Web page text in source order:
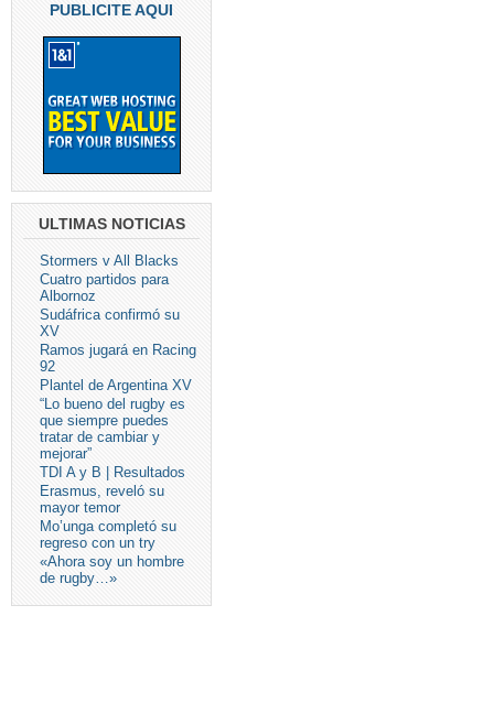
PUBLICITE AQUI
ULTIMAS NOTICIAS
Stormers v All Blacks
Cuatro partidos para
Albornoz
Sudáfrica confirmó su
XV
Ramos jugará en Racing
92
Plantel de Argentina XV
“Lo bueno del rugby es
que siempre puedes
tratar de cambiar y
mejorar”
TDI A y B | Resultados
Erasmus, reveló su
mayor temor
Mo’unga completó su
regreso con un try
«Ahora soy un hombre
de rugby…»